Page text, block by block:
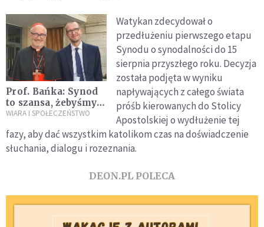
Prof. Bańka: Synod
to szansa, żebyśmy
zaczęli w Kościele
normalnie
WIARA I SPOŁECZEŃSTWO
Watykan zdecydował o
przedłużeniu pierwszego etapu
Synodu o synodalności do 15
sierpnia przyszłego roku. Decyzja
została podjęta w wyniku
napływających z całego świata
próśb kierowanych do Stolicy
Apostolskiej o wydłużenie tej
fazy, aby dać wszystkim katolikom czas na doświadczenie
słuchania, dialogu i rozeznania.
DEON.PL POLECA